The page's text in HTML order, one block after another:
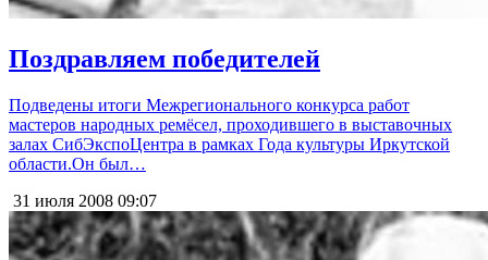
Поздравляем победителей
Подведены итоги Межрегионального конкурса работ
мастеров народных ремёсел, проходившего в выставочных
залах СибЭкспоЦентра в рамках Года культуры Иркутской
области.Он был…
31 июля 2008 09:07